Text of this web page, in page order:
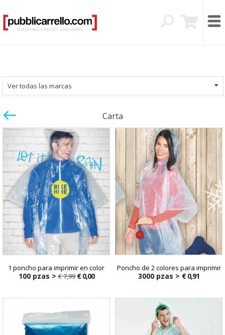
Ver todas las marcas
Carta
1 poncho para imprimir en color
100 pzas >€ 7,99 € 0,00
Poncho de 2 colores para imprimir
3000 pzas > € 0,91